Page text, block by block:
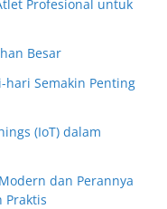
Profesional untuk
Besar
hari Semakin Penting
(IoT) dalam
dan Perannya
Praktis